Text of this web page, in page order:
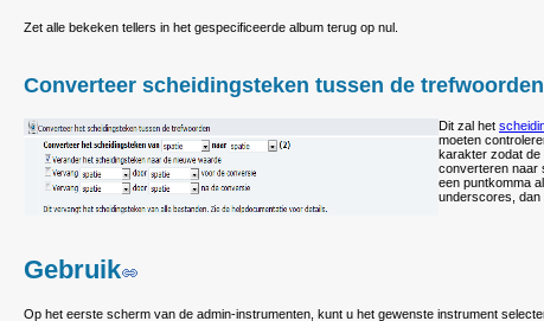
Zet alle bekeken tellers in het gespecificeerde album terug op nul.
Converteer scheidingsteken tussen de trefwoorden
Dit zal het
moeten
karakter zodat de
converteren naar
een puntkomma
underscores, dan
Gebruik
Op het eerste scherm van de admin-instrumenten, kunt u het gewenste instrument